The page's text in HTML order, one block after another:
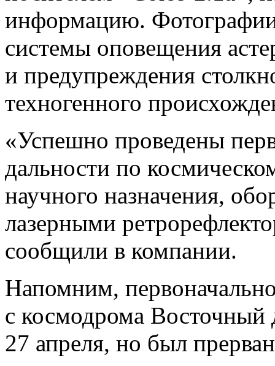
информацию.
системы оповещения
и предупреждения
техногенного
«Успешно проведены
дальности по
научного назначения,
лазерными
сообщили в компании.
Напомним,
с космодрома Восточный
27 апреля, но был